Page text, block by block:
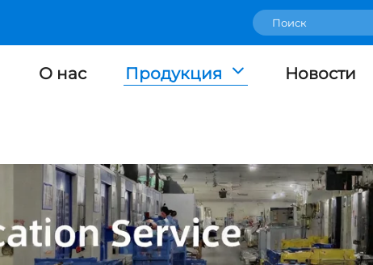
О нас Продукция Новости